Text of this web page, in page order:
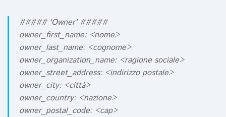
##### 'Owner' #####
owner_first_name: <nome>
owner_last_name: <cognome>
owner_organization_name: <ragione sociale>
owner_street_address: <indirizzo postale>
owner_city: <città>
owner_country: <nazione>
owner_postal_code: <cap>